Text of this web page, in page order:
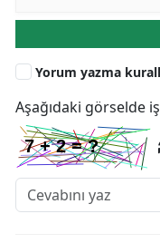
Yorum yazma
Aşağıdaki görselde